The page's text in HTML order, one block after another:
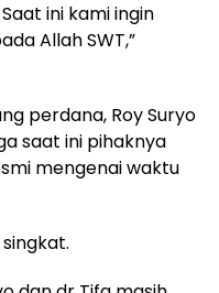
ini kami ingin
Allah SWT,”
perdana, Roy Suryo
saat ini pihaknya
mengenai waktu